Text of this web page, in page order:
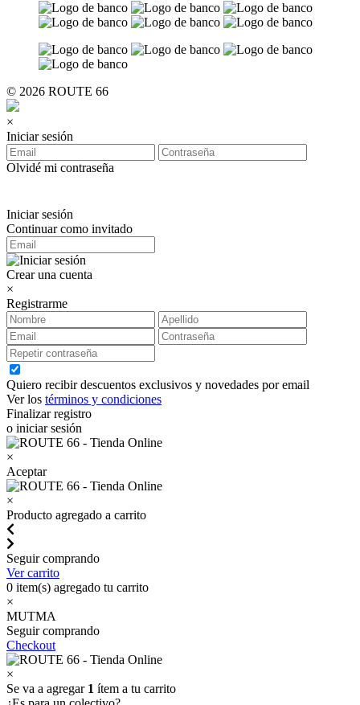
© 2026 ROUTE 66
×
Iniciar sesión
Olvidé mi contraseña
Iniciar sesión
Continuar como invitado
Crear una cuenta
×
Registrarme
Quiero recibir descuentos exclusivos y novedades por email
Ver los términos y condiciones
Finalizar registro
o iniciar sesión
×
Aceptar
×
Producto agregado a carrito
Seguir comprando
Ver carrito
0 item(s) agregado tu carrito
×
MUTMA
Seguir comprando
Checkout
×
Se va a agregar 1 ítem a tu carrito